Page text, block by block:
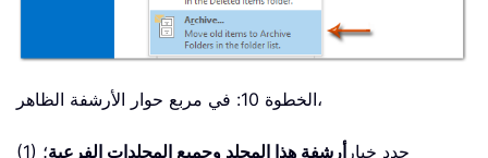
الخطوة 10: في مربع حوار الأرشفة الظاهر،
(1) حدد خيارأرشفة هذا المجلد وجميع المجلدات الفرعية؛